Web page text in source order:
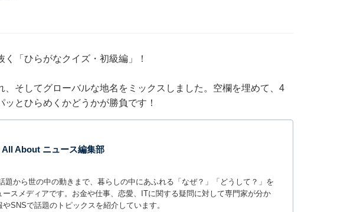
「ひらがなクイズ・初級編」！
、そしてグローバルな地名をミックスしました。空欄を埋めて、4
とひらめくかどうかが勝負です！
All About ニュース編集部
題から世の中の動きまで、暮らしの中にあふれる「なぜ？」「どうして？」を
スメディアです。お金や仕事、恋愛、ITに関する疑問に対して専門家が分か
SNSで話題のトピックスを紹介しています。